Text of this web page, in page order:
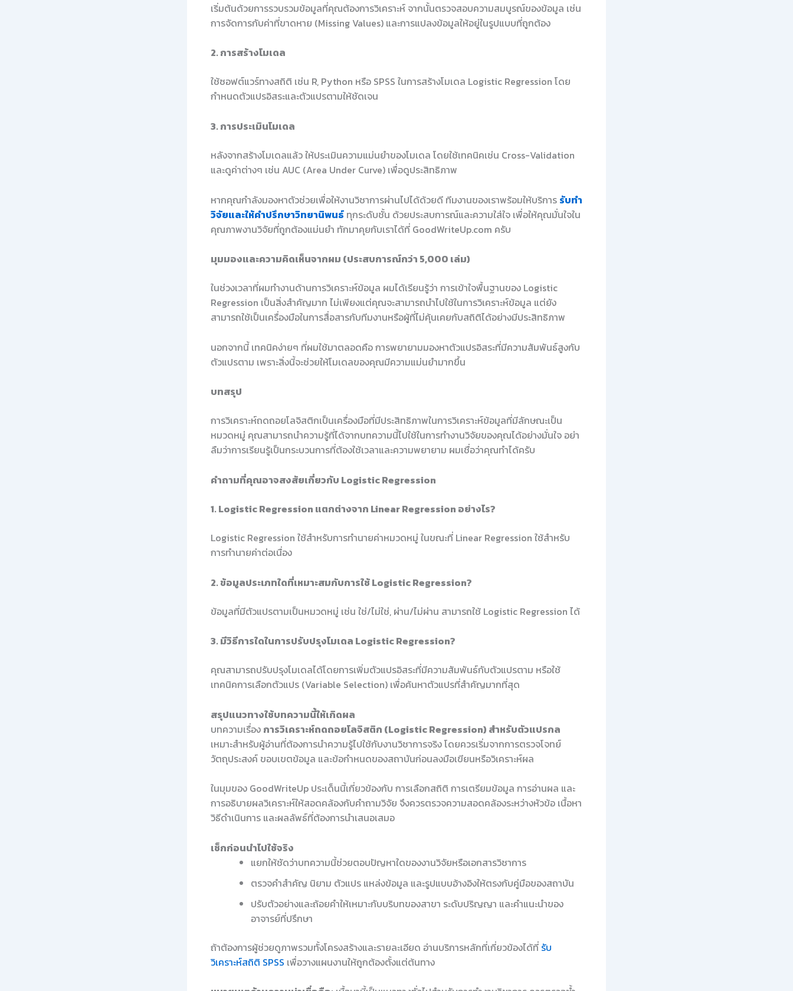
เริ่มต้นด้วยการรวบรวมข้อมูลที่คุณต้องการวิเคราะห์ จากนั้นตรวจสอบความสมบูรณ์ของข้อมูล เช่น
การจัดการกับค่าที่ขาดหาย (Missing Values) และการแปลงข้อมูลให้อยู่ในรูปแบบที่ถูกต้อง
2. การสร้างโมเดล
ใช้ซอฟต์แวร์ทางสถิติ เช่น R, Python หรือ SPSS ในการสร้างโมเดล Logistic Regression โดย
กำหนดตัวแปรอิสระและตัวแปรตามให้ชัดเจน
3. การประเมินโมเดล
หลังจากสร้างโมเดลแล้ว ให้ประเมินความแม่นยำของโมเดล โดยใช้เทคนิคเช่น Cross-Validation
และดูค่าต่างๆ เช่น AUC (Area Under Curve) เพื่อดูประสิทธิภาพ
หากคุณกำลังมองหาตัวช่วยเพื่อให้งานวิชาการผ่านไปได้ด้วยดี ทีมงานของเราพร้อมให้บริการ รับทำ
วิจัยและให้คำปรึกษาวิทยานิพนธ์ ทุกระดับชั้น ด้วยประสบการณ์และความใส่ใจ เพื่อให้คุณมั่นใจใน
คุณภาพงานวิจัยที่ถูกต้องแม่นยำ ทักมาคุยกับเราได้ที่ GoodWriteUp.com ครับ
มุมมองและความคิดเห็นจากผม (ประสบการณ์กว่า 5,000 เล่ม)
ในช่วงเวลาที่ผมทำงานด้านการวิเคราะห์ข้อมูล ผมได้เรียนรู้ว่า การเข้าใจพื้นฐานของ Logistic
Regression เป็นสิ่งสำคัญมาก ไม่เพียงแต่คุณจะสามารถนำไปใช้ในการวิเคราะห์ข้อมูล แต่ยัง
สามารถใช้เป็นเครื่องมือในการสื่อสารกับทีมงานหรือผู้ที่ไม่คุ้นเคยกับสถิติได้อย่างมีประสิทธิภาพ
นอกจากนี้ เทคนิคง่ายๆ ที่ผมใช้มาตลอดคือ การพยายามมองหาตัวแปรอิสระที่มีความสัมพันธ์สูงกับ
ตัวแปรตาม เพราะสิ่งนี้จะช่วยให้โมเดลของคุณมีความแม่นยำมากขึ้น
บทสรุป
การวิเคราะห์ถดถอยโลจิสติกเป็นเครื่องมือที่มีประสิทธิภาพในการวิเคราะห์ข้อมูลที่มีลักษณะเป็น
หมวดหมู่ คุณสามารถนำความรู้ที่ได้จากบทความนี้ไปใช้ในการทำงานวิจัยของคุณได้อย่างมั่นใจ อย่า
ลืมว่าการเรียนรู้เป็นกระบวนการที่ต้องใช้เวลาและความพยายาม ผมเชื่อว่าคุณทำได้ครับ
คำถามที่คุณอาจสงสัยเกี่ยวกับ Logistic Regression
1. Logistic Regression แตกต่างจาก Linear Regression อย่างไร?
Logistic Regression ใช้สำหรับการทำนายค่าหมวดหมู่ ในขณะที่ Linear Regression ใช้สำหรับ
การทำนายค่าต่อเนื่อง
2. ข้อมูลประเภทใดที่เหมาะสมกับการใช้ Logistic Regression?
ข้อมูลที่มีตัวแปรตามเป็นหมวดหมู่ เช่น ใช่/ไม่ใช่, ผ่าน/ไม่ผ่าน สามารถใช้ Logistic Regression ได้
3. มีวิธีการใดในการปรับปรุงโมเดล Logistic Regression?
คุณสามารถปรับปรุงโมเดลได้โดยการเพิ่มตัวแปรอิสระที่มีความสัมพันธ์กับตัวแปรตาม หรือใช้
เทคนิคการเลือกตัวแปร (Variable Selection) เพื่อค้นหาตัวแปรที่สำคัญมากที่สุด
สรุปแนวทางใช้บทความนี้ให้เกิดผล
บทความเรื่อง การวิเคราะห์ถดถอยโลจิสติก (Logistic Regression) สำหรับตัวแปรกล
เหมาะสำหรับผู้อ่านที่ต้องการนำความรู้ไปใช้กับงานวิชาการจริง โดยควรเริ่มจากการตรวจโจทย์
วัตถุประสงค์ ขอบเขตข้อมูล และข้อกำหนดของสถาบันก่อนลงมือเขียนหรือวิเคราะห์ผล
ในมุมของ GoodWriteUp ประเด็นนี้เกี่ยวข้องกับ การเลือกสถิติ การเตรียมข้อมูล การอ่านผล และ
การอธิบายผลวิเคราะห์ให้สอดคล้องกับคำถามวิจัย จึงควรตรวจความสอดคล้องระหว่างหัวข้อ เนื้อหา
วิธีดำเนินการ และผลลัพธ์ที่ต้องการนำเสนอเสมอ
เช็กก่อนนำไปใช้จริง
แยกให้ชัดว่าบทความนี้ช่วยตอบปัญหาใดของงานวิจัยหรือเอกสารวิชาการ
ตรวจคำสำคัญ นิยาม ตัวแปร แหล่งข้อมูล และรูปแบบอ้างอิงให้ตรงกับคู่มือของสถาบัน
ปรับตัวอย่างและถ้อยคำให้เหมาะกับบริบทของสาขา ระดับปริญญา และคำแนะนำของ
อาจารย์ที่ปรึกษา
ถ้าต้องการผู้ช่วยดูภาพรวมทั้งโครงสร้างและรายละเอียด อ่านบริการหลักที่เกี่ยวข้องได้ที่ รับ
วิเคราะห์สถิติ SPSS เพื่อวางแผนงานให้ถูกต้องตั้งแต่ต้นทาง